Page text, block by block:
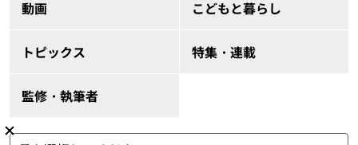
動画 こどもと暮らし
トピックス 特集・連載
監修・執筆者